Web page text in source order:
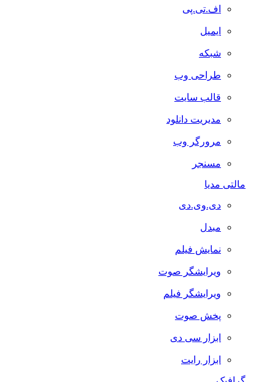
اف.تی.پی
ایمیل
شبکه
طراحی وب
قالب سایت
مدیریت دانلود
مرورگر وب
مسنجر
مالتی مدیا
دی.وی.دی
مبدل
نمایش فیلم
ویرایشگر صوت
ویرایشگر فیلم
پخش صوت
ابزار سی دی
ابزار رایت